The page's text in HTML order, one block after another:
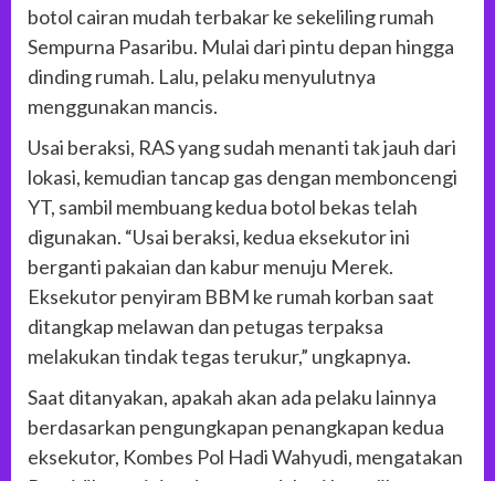
botol cairan mudah terbakar ke sekeliling rumah
Sempurna Pasaribu. Mulai dari pintu depan hingga
dinding rumah. Lalu, pelaku menyulutnya
menggunakan mancis.
Usai beraksi, RAS yang sudah menanti tak jauh dari
lokasi, kemudian tancap gas dengan memboncengi
YT, sambil membuang kedua botol bekas telah
digunakan. “Usai beraksi, kedua eksekutor ini
berganti pakaian dan kabur menuju Merek.
Eksekutor penyiram BBM ke rumah korban saat
ditangkap melawan dan petugas terpaksa
melakukan tindak tegas terukur,” ungkapnya.
Saat ditanyakan, apakah akan ada pelaku lainnya
berdasarkan pengungkapan penangkapan kedua
eksekutor, Kombes Pol Hadi Wahyudi, mengatakan